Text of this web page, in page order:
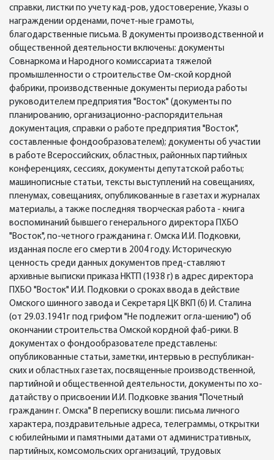
справки, листки по учету кад-ров, удостоверение, Указы о
награждении орденами, почет-ные грамоты,
благодарственные письма. В документы производственной и
общественной деятельности включены: документы
Совнаркома и Народного комиссариата тяжелой
промышленности о строительстве Ом-ской кордной
фабрики, производственные документы периода работы
руководителем предприятия "Восток" (документы по
планированию, организационно-распорядительная
документация, справки о работе предприятия "Восток",
составленные фондообразователем); документы об участии
в работе Всероссийских, областных, районных партийных
конференциях, сессиях, документы депутатской работы;
машинописные статьи, тексты выступлений на совещаниях,
пленумах, совещаниях, опубликованные в газетах и журналах
материалы, а также последняя творческая работа - книга
воспоминаний бывшего генерального директора ПХБО
"Восток", по-четного гражданина г. Омска И.И. Подковки,
изданная после его смерти в 2004 году. Историческую
ценность среди данных документов пред-ставляют
архивные выписки приказа НКТП (1938 г) в адрес директора
ПХБО "Восток" И.И. Подковки о сроках ввода в действие
Омского шинного завода и Секретаря ЦК ВКП (б) И. Сталина
(от 29.03.1941г под грифом "Не подлежит огла-шению") об
окончании строительства Омской кордной фаб-рики. В
документах о фондообразователе представлены:
опубликованные статьи, заметки, интервью в республикан-
ских и областных газетах, посвященные производственной,
партийной и общественной деятельности, документы по хо-
датайству о присвоении И.И. Подковке звания "Почетный
гражданин г. Омска" В переписку вошли: письма личного
характера, поздравительные адреса, телеграммы, открытки
с юбилейными и памятными датами от административных,
партийных, комсомольских организаций, трудовых